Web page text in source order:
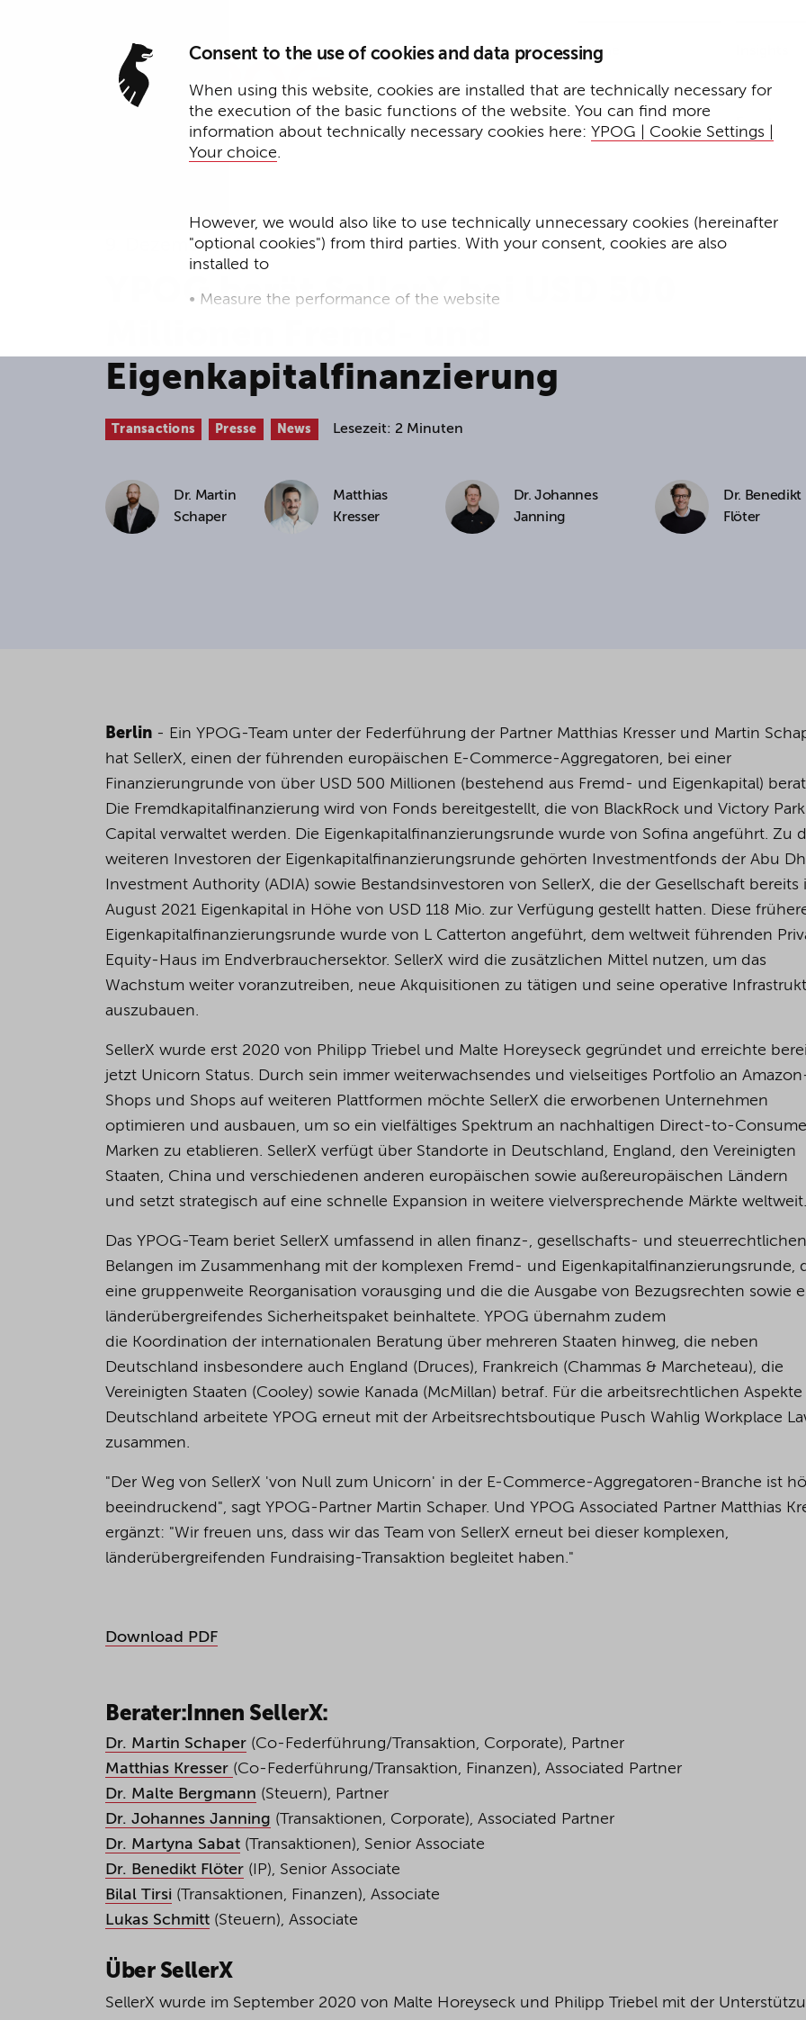
Consent to the use of cookies and data processing
When using this website, cookies are installed that are technically necessary for
the execution of the basic functions of the website. You can find more
information about technically necessary cookies here: YPOG | Cookie Settings |
Your choice.
However, we would also like to use technically unnecessary cookies (hereinafter
"optional cookies") from third parties. With your consent, cookies are also
installed to
• Measure the performance of the website
• Track your online behavior for targeted advertising purposes.
If you agree to all optional cookies being used for the previously mentioned
to reject all optional cookies.
Home
Expertise Presse
Events
9. Dezember 2021
YPOG berät SellerX bei USD 500
Eigenkapitalfinanzierung
Transactions Presse News Lesezeit: 2 Minuten
Dr. Martin
Schaper
Matthias
Kresser
Dr. Johannes
Janning
Dr. Benedikt
Flöter
Berlin - Ein YPOG-Team unter der Federführung der Partner Matthias Kresser und Martin
hat SellerX, einen der führenden europäischen E-Commerce-Aggregatoren, bei einer
Finanzierungrunde von über USD 500 Millionen (bestehend aus Fremd- und Eigenkapital)
Die Fremdkapitalfinanzierung wird von Fonds bereitgestellt, die von BlackRock und Victory Park
Capital verwaltet werden. Die Eigenkapitalfinanzierungsrunde wurde von Sofina angeführt. Zu
weiteren Investoren der Eigenkapitalfinanzierungsrunde gehörten Investmentfonds der Abu
Investment Authority (ADIA) sowie Bestandsinvestoren von SellerX, die der Gesellschaft bereits
August 2021 Eigenkapital in Höhe von USD 118 Mio. zur Verfügung gestellt hatten. Diese
Eigenkapitalfinanzierungsrunde wurde von L Catterton angeführt, dem weltweit führenden
Equity-Haus im Endverbrauchersektor. SellerX wird die zusätzlichen Mittel nutzen, um das
Wachstum weiter voranzutreiben, neue Akquisitionen zu tätigen und seine operative
auszubauen.
SellerX wurde erst 2020 von Philipp Triebel und Malte Horeyseck gegründet und erreichte
jetzt Unicorn Status. Durch sein immer weiterwachsendes und vielseitiges Portfolio an
Shops und Shops auf weiteren Plattformen möchte SellerX die erworbenen Unternehmen
optimieren und ausbauen, um so ein vielfältiges Spektrum an nachhaltigen Direct-to-
Marken zu etablieren. SellerX verfügt über Standorte in Deutschland, England, den Vereinigten
Staaten, China und verschiedenen anderen europäischen sowie außereuropäischen Ländern
und setzt strategisch auf eine schnelle Expansion in weitere vielversprechende Märkte weltweit.
Das YPOG-Team beriet SellerX umfassend in allen finanz-, gesellschafts- und steuerrechtlichen
Belangen im Zusammenhang mit der komplexen Fremd- und Eigenkapitalfinanzierungsrunde,
eine gruppenweite Reorganisation vorausging und die die Ausgabe von Bezugsrechten sowie
länderübergreifendes Sicherheitspaket beinhaltete. YPOG übernahm zudem
die Koordination der internationalen Beratung über mehreren Staaten hinweg, die neben
Deutschland insbesondere auch England (Druces), Frankreich (Chammas & Marcheteau), die
Vereinigten Staaten (Cooley) sowie Kanada (McMillan) betraf. Für die arbeitsrechtlichen Aspekte
Deutschland arbeitete YPOG erneut mit der Arbeitsrechtsboutique Pusch Wahlig Workplace
zusammen.
"Der Weg von SellerX 'von Null zum Unicorn' in der E-Commerce-Aggregatoren-Branche ist
beeindruckend", sagt YPOG-Partner Martin Schaper. Und YPOG Associated Partner Matthias
ergänzt: "Wir freuen uns, dass wir das Team von SellerX erneut bei dieser komplexen,
länderübergreifenden Fundraising-Transaktion begleitet haben."
Download PDF
Berater:Innen SellerX:
Dr. Martin Schaper (Co-Federführung/Transaktion, Corporate), Partner
Matthias Kresser (Co-Federführung/Transaktion, Finanzen), Associated Partner
Dr. Malte Bergmann (Steuern),
Dr. Johannes Janning (Transaktionen, Corporate), Associated
Dr. Martyna Sabat (Transaktionen), Senior
Dr. Benedikt Flöter (IP), Senior
Bilal Tirsi (Transaktionen, Finanzen),
Lukas Schmitt (Steuern), Associate
Über SellerX
SellerX wurde im September 2020 von Malte Horeyseck und Philipp Triebel mit der